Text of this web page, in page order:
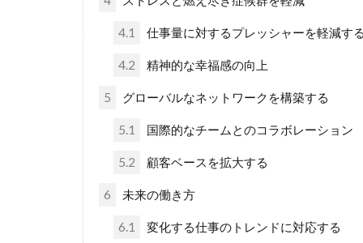
4.1 仕事量に対するプレッシャーを軽減す
4.2 精神的な幸福感の向上
5 グローバルなネットワークを構築する
5.1 国際的なチームとのコラボレーション
5.2 顧客ベースを拡大する
6 未来の働き方
6.1 変化する仕事のトレンドに対応する